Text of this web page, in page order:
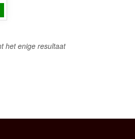
het enige resultaat